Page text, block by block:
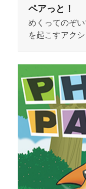
ペアっと！
めくってのぞ
を起こすアク